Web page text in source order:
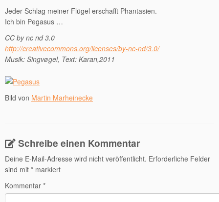
Jeder Schlag meiner Flügel erschafft Phantasien.
Ich bin Pegasus …
CC by nc nd 3.0
http://creativecommons.org/licenses/by-nc-nd/3.0/
Musik: Singvøgel, Text: Karan,2011
Bild von Martin Marheinecke
Schreibe einen Kommentar
Deine E-Mail-Adresse wird nicht veröffentlicht. Erforderliche Felder
sind mit * markiert
Kommentar *